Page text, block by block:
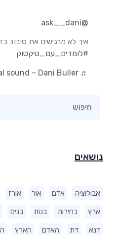
נושאים
אבולוציה אדם אור אורז
ארץ בחירות בנות בנים
דנא דת האדם הארץ
@ask__dani
איך לא מרגישים את סיבוב
#לומדים_עם_טיקטוק
♬ original sound – Dani Buller